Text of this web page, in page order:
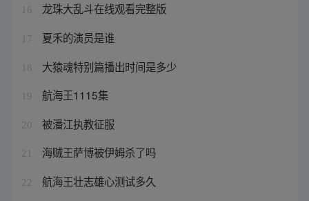
16 龙珠大乱斗在线观看完整版
17 夏禾的演员是谁
18 大猿魂特别篇播出时间是多少
19 航海王1115集
20 被潘江执教征服
21 海贼王萨博被伊姆杀了吗
22 航海王壮志雄心测试多久